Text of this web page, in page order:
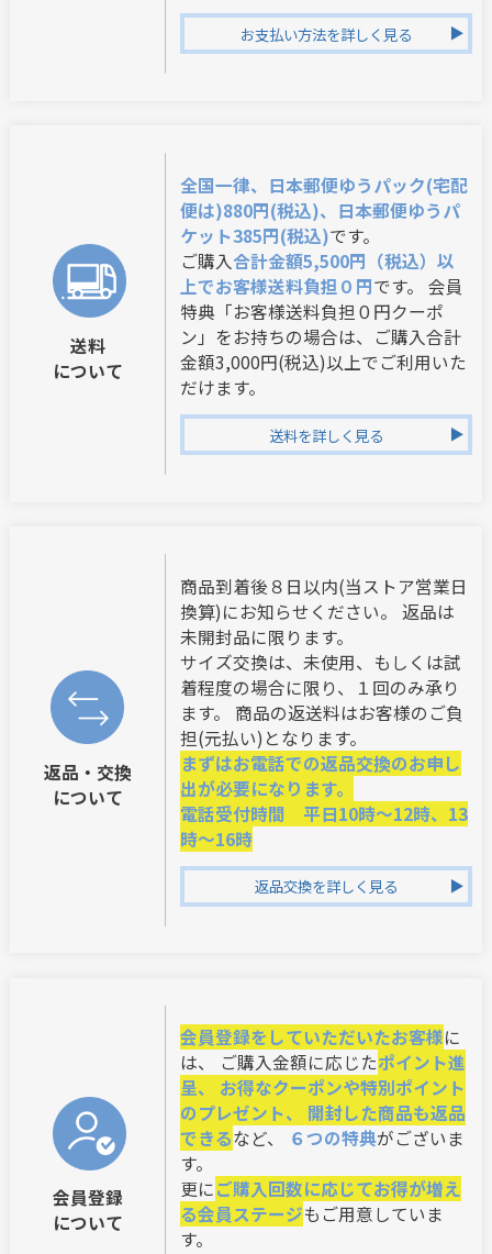
お支払い方法を詳しく見る
送料
について
全国一律、日本郵便ゆうパック(宅配
便は)880円(税込)、日本郵便ゆうパ
ケット385円(税込)です。
ご購入合計金額5,500円（税込）以
上でお客様送料負担０円です。 会員
特典「お客様送料負担０円クーポ
ン」をお持ちの場合は、ご購入合計
金額3,000円(税込)以上でご利用いた
だけます。
送料を詳しく見る
返品・交換
について
商品到着後８日以内(当ストア営業日
換算)にお知らせください。 返品は
未開封品に限ります。
サイズ交換は、未使用、もしくは試
着程度の場合に限り、１回のみ承り
ます。 商品の返送料はお客様のご負
担(元払い)となります。
まずはお電話での返品交換のお申し
出が必要になります。
電話受付時間 平日10時～12時、13
時～16時
返品交換を詳しく見る
会員登録
について
会員登録をしていただいたお客様に
は、 ご購入金額に応じたポイント進
呈、 お得なクーポンや特別ポイント
のプレゼント、 開封した商品も返品
できるなど、 ６つの特典がございま
す。
更にご購入回数に応じてお得が増え
る会員ステージもご用意していま
す。